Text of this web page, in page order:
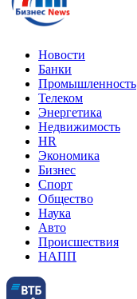
Новости
Банки
Промышленность
Телеком
Энергетика
Недвижимость
HR
Экономика
Бизнес
Спорт
Общество
Наука
Авто
Происшествия
НАПП